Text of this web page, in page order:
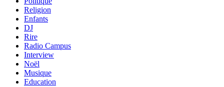
Religion
Enfants
DJ
Rire
Radio Campus
Interview
Noël
Musique
Education